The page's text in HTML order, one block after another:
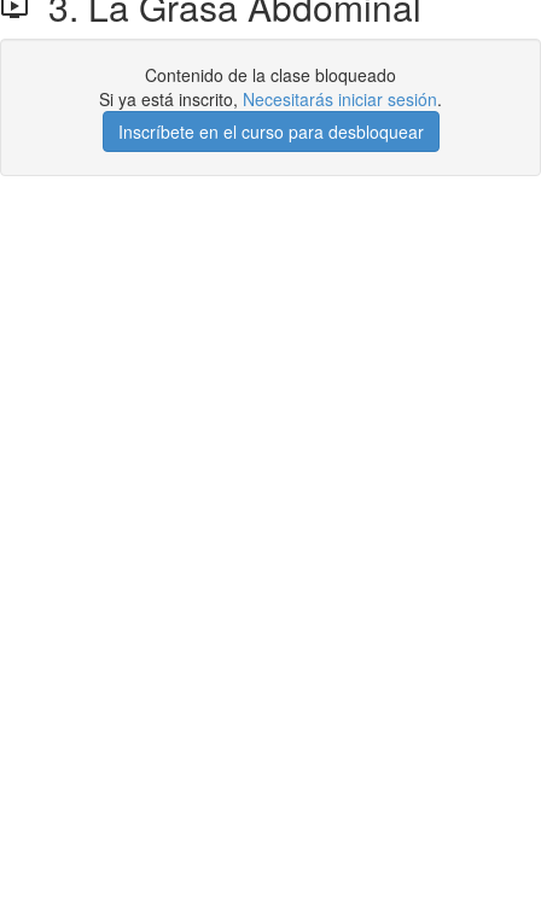
Contenido de la clase bloqueado
Si ya está inscrito, Necesitarás iniciar sesión.
Inscríbete en el curso para desbloquear